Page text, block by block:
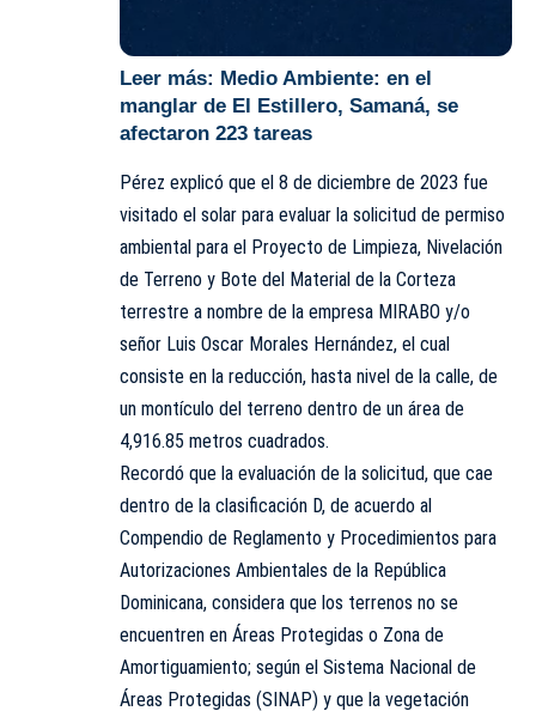
Leer más: Medio Ambiente: en el
manglar de El Estillero, Samaná, se
afectaron 223 tareas
Pérez explicó que el 8 de diciembre de 2023 fue
visitado el solar para evaluar la solicitud de permiso
ambiental para el Proyecto de Limpieza, Nivelación
de Terreno y Bote del Material de la Corteza
terrestre a nombre de la empresa MIRABO y/o
señor Luis Oscar Morales Hernández, el cual
consiste en la reducción, hasta nivel de la calle, de
un montículo del terreno dentro de un área de
4,916.85 metros cuadrados.
Recordó que la evaluación de la solicitud, que cae
dentro de la clasificación D, de acuerdo al
Compendio de Reglamento y Procedimientos para
Autorizaciones Ambientales de la República
Dominicana, considera que los terrenos no se
encuentren en Áreas Protegidas o Zona de
Amortiguamiento; según el Sistema Nacional de
Áreas Protegidas (SINAP) y que la vegetación